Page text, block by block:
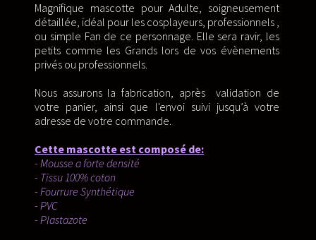
Magnifique mascotte pour Adulte, soigneusement
détaillée, idéal pour les cosplayeurs, professionnels ,
ou simple Fan de ce personnage. Elle sera ravir, les
petits comme les Grands lors de vos évènements
privés ou professionnels.
Nous assurons la fabrication, après validation de
votre panier, ainsi que l'envoi suivi jusqu’à votre
adresse de votre commande.
Cette mascotte est composé de:
- Mousse a forte densité
- Tissu 100% coton
- Fourrure Synthétique
- PVC
- Plastazote